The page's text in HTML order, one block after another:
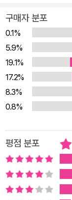
은 없는가? 이러한
라 일상에서도 흔히
되어 있다. 쏟아지
기 어렵고, 우리의
군다나 최근에는 챗
한 고전적인 커뮤니
의 커뮤니케이션을
이러한 대전환은
습관의 대대적인
만 아니라 세계적
됐고, <포춘> 선정
지 글을 쓰고 소통하는
레비티》는 이런 커
구매자 분포
0.1%
5.9%
19.1%
17.2%
8.3%
0.8%
평점 분포